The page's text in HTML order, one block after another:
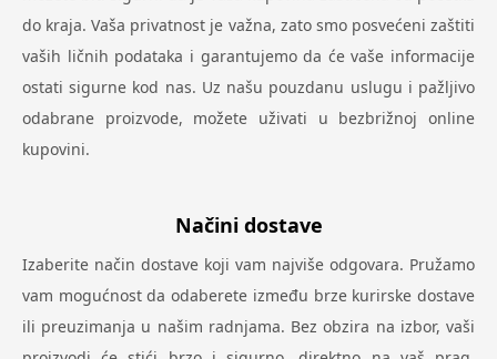
do kraja. Vaša privatnost je važna, zato smo posvećeni zaštiti
vaših ličnih podataka i garantujemo da će vaše informacije
ostati sigurne kod nas. Uz našu pouzdanu uslugu i pažljivo
odabrane proizvode, možete uživati u bezbrižnoj online
kupovini.
Načini dostave
Izaberite način dostave koji vam najviše odgovara. Pružamo
vam mogućnost da odaberete između brze kurirske dostave
ili preuzimanja u našim radnjama. Bez obzira na izbor, vaši